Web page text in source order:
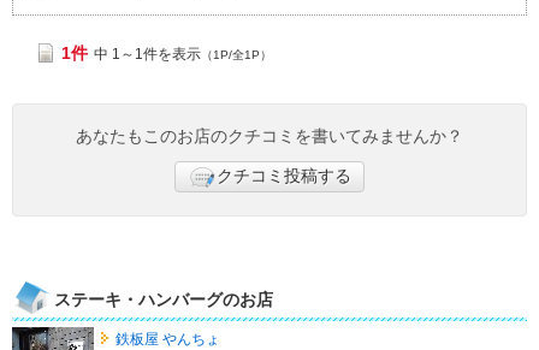
1件 中 1～1件を表示 （1P/全1P）
あなたもこのお店のクチコミを書いてみませんか？
クチコミ投稿する
ステーキ・ハンバーグのお店
鉄板屋 やんちょ